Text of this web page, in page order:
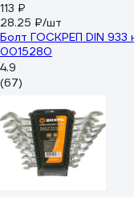
113 ₽
28.25 ₽/шт
Болт ГОСКРЕП DIN
0015280
4.9
(67)